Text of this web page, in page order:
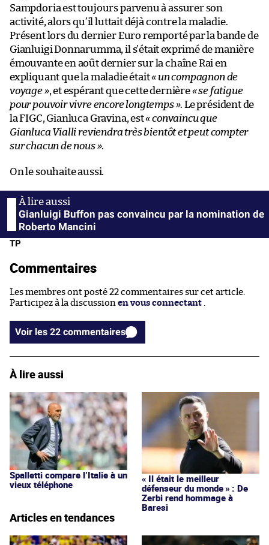
Sampdoria est toujours parvenu à assurer son
activité, alors qu’il luttait déjà contre la maladie.
Présent lors du dernier Euro remporté par la bande de
Gianluigi Donnarumma, il s’était exprimé de manière
émouvante en août dernier sur la chaîne Rai en
expliquant que la maladie était« un compagnon de
voyage », et espérant que cette dernière« se fatigue
pour pouvoir vivre encore longtemps ». Le président de
la FIGC, Gianluca Gravina, est« convaincu que
Gianluca Vialli reviendra très bientôt et peut compter
sur chacun de nous ».
On le souhaite aussi.
Gianluigi Buffon pas convaincu par la nomination de
Roberto Mancini
TP
Commentaires
Les membres ont posté 22 commentaires sur cet article.
Participez à la discussion en vous connectant
Voir les 22 commentaires
À lire aussi
Spalletti compare l’Italie à un
vieux téléphone
« Il était le meilleur
défenseur du monde » : De
Zerbi rend hommage à
Baresi
Articles en tendances